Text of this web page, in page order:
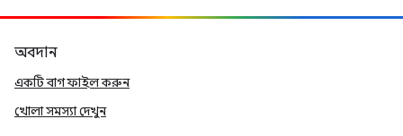
অবদান
একটি বাগ ফাইল করুন
খোলা সমস্যা দেখুন